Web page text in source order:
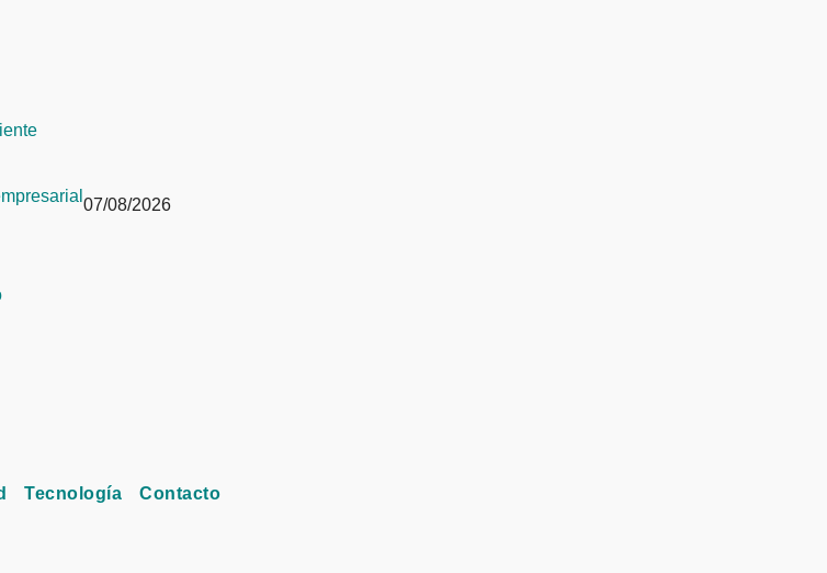
07/08/2026
Tecnología Contacto